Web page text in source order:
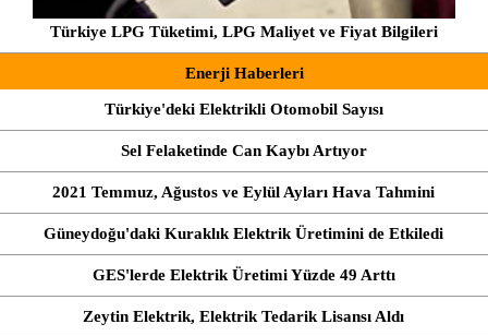
Türkiye LPG Tüketimi, LPG Maliyet ve Fiyat Bilgileri
Enerji Haberleri
Türkiye'deki Elektrikli Otomobil Sayısı
Sel Felaketinde Can Kaybı Artıyor
2021 Temmuz, Ağustos ve Eylül Ayları Hava Tahmini
Güneydoğu'daki Kuraklık Elektrik Üretimini de Etkiledi
GES'lerde Elektrik Üretimi Yüzde 49 Arttı
Zeytin Elektrik, Elektrik Tedarik Lisansı Aldı